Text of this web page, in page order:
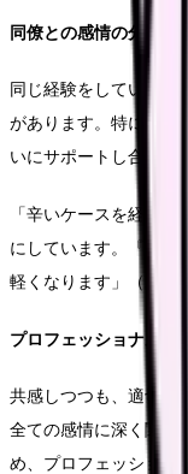
同僚との感情の分かち
同じ経験をしている同
があります。特に難し
いにサポートし合うこ
「辛いケースを経験
にしています。『あな
軽くなります」（助産
プロフェッショナルと
共感しつつも、適切な
全ての感情に深く関わ
め、プロフェッショナ